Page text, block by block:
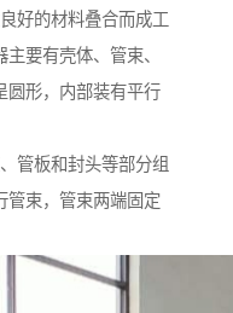
好的材料叠合而成工
要有壳体、管束、
圆形，内部装有平行
管板和封头等部分组
管束，管束两端固定